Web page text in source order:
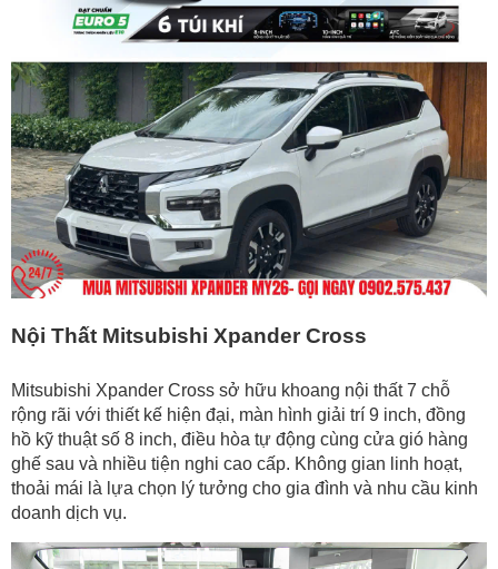
Nội Thất Mitsubishi Xpander Cross
Mitsubishi Xpander Cross sở hữu khoang nội thất 7 chỗ
rộng rãi với thiết kế hiện đại, màn hình giải trí 9 inch, đồng
hồ kỹ thuật số 8 inch, điều hòa tự động cùng cửa gió hàng
ghế sau và nhiều tiện nghi cao cấp. Không gian linh hoạt,
thoải mái là lựa chọn lý tưởng cho gia đình và nhu cầu kinh
doanh dịch vụ.